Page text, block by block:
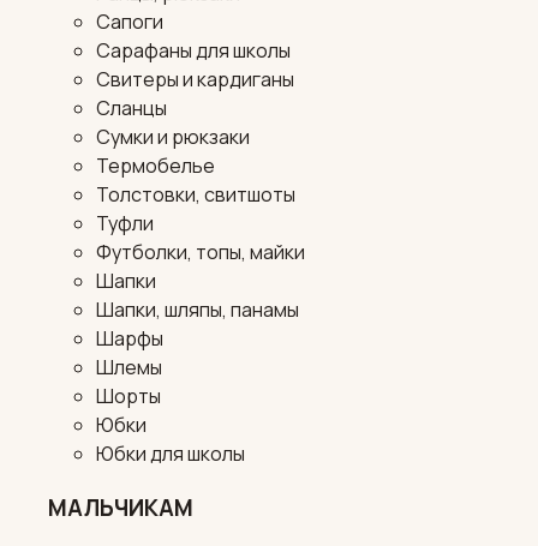
Сапоги
Сарафаны для школы
Свитеры и кардиганы
Сланцы
Сумки и рюкзаки
Термобелье
Толстовки, свитшоты
Туфли
Футболки, топы, майки
Шапки
Шапки, шляпы, панамы
Шарфы
Шлемы
Шорты
Юбки
Юбки для школы
МАЛЬЧИКАМ